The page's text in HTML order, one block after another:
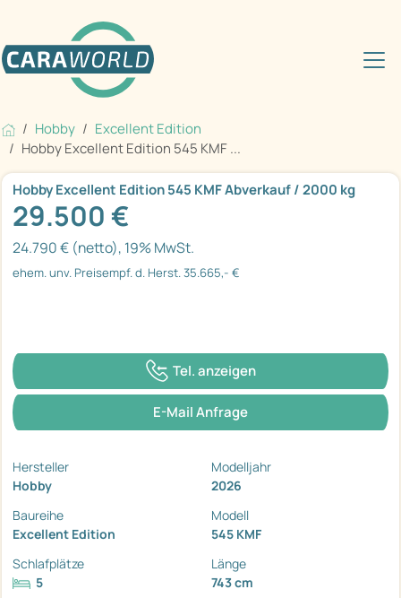
Hobby
Excellent Edition
Hobby Excellent Edition 545 KMF ...
Hobby Excellent Edition 545 KMF Abverkauf / 2000 kg
29.500 €
24.790 € (netto), 19% MwSt.
ehem. unv. Preisempf. d. Herst. 35.665,- €
Tel. anzeigen
E-Mail Anfrage
Hersteller
Hobby
Modelljahr
2026
Baureihe
Excellent Edition
Modell
545 KMF
Schlafplätze
5
Länge
743 cm